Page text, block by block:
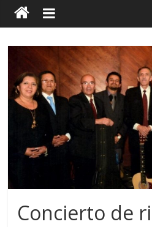
Concierto de